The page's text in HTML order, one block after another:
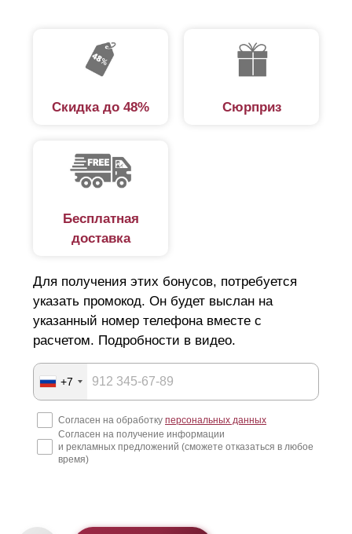
Скидка до 48% Сюрприз
Бесплатная
доставка
Для получения этих бонусов, потребуется
указать промокод. Он будет выслан на
указанный номер телефона вместе с
расчетом. Подробности в видео.
+7
Согласен на обработку персональных данных
Согласен на получение информации
и рекламных предложений (сможете отказаться в любое
время)